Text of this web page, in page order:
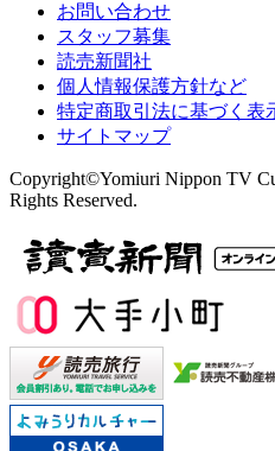
お問い合わせ
スタッフ募集
読売新聞社
個人情報保護方針など
特定商取引法に基づく表
サイトマップ
Copyright©Yomiuri Nippon TV
Rights Reserved.